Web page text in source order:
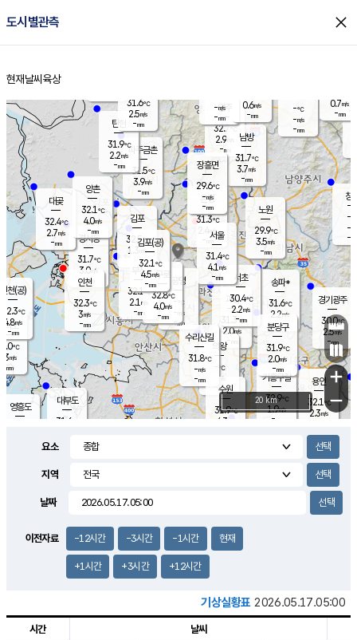
도시별관측 close
홈
현재날씨 육상
의도
℃
m/s
mm
영흥도
양주
32.7℃
2.9
-mm
과천
31.3℃
2.0m/s
- mm
용인
32.1℃
2.3m/s
경기광주
30.0℃
2.5m/s
-mm
4.2m/s
대부도
31.6
경서동
31.7℃
3.0m/s
-mm
파주금촌
31.5℃
3.9m/s
-mm
-℃
-m/s
-mm
대곶
32.4℃
2.7m/s
-mm
창
-
-m/
-
탄현
31.9℃
2.2m/s
-mm
0.7m/s
-mm
의왕
- ℃
m/s
mm
김포
32.5℃
1.3 m/s
mm
광명
- ℃
-m/s
-mm
부천
32.1℃
2.1 m/s
-mm
양촌
32.1℃
4.0m/s
-mm
구로
32.8℃
4.0m/s
-mm
은평
31.3℃
2.4 m/s
- mm
노원
29.9℃
3.5m/s
-mm
송파*
31.6℃
2.2m/s
-mm
서초
30.4℃
2.2m/s
-mm
남방
31.7℃
3.7m/s
-mm
기흥구갈
32.9℃
1.9m/s
-
수리산길
31.8℃
-m/s
-mm
분당구
31.9℃
2.0m/s
-mm
장흥면
29.6℃
-m/s
-mm
-m/s
-mm
인천(공)
32.3℃
4.8m/s
-mm
김포(공)
32.1℃
4.5m/s
-mm
수원
31.9℃
4.3 m/s
인천
32.3℃
3m/s
-mm
서울
31.4℃
4.1 m/s
-mm
31.6℃
2.5m/s
-mm
0.6m/s
-mm
+
−
20 km
요소
지역
날짜
이전자료 -12시간 -3시간 -1시간 현재
+1시간 +3시간 +12시간
기상실황표 2026.05.17.05:00
시간 날씨